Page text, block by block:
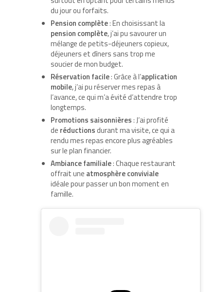
du jour ou forfaits.
Pension complète: En choisissant la
pension complète, j’ai pu savourer un
mélange de petits-déjeuners copieux,
déjeuners et dîners sans trop me
soucier de mon budget.
Réservation facile: Grâce à l’application
mobile, j’ai pu réserver mes repas à
l’avance, ce qui m’a évité d’attendre trop
longtemps.
Promotions saisonnières: J’ai profité
de réductionsdurant ma visite, ce qui a
rendu mes repas encore plus agréables
sur le plan financier.
Ambiance familiale: Chaque restaurant
offrait une atmosphère conviviale
idéale pour passer un bon moment en
famille.